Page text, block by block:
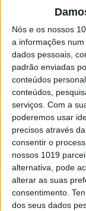
Nós e os nossos
a informações
dados pessoais,
padrão enviadas
conteúdos
conteúdos,
serviços. Com a
poderemos usar
precisos através
consentir o
nossos 1019
alternativa, pode
alterar as suas
consentimento.
dos seus dados
10Inventário
escritora
MAIS NA